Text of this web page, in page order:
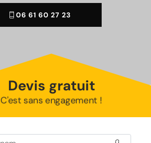
06 61 60 27 23
Devis gratuit
C'est sans engagement !